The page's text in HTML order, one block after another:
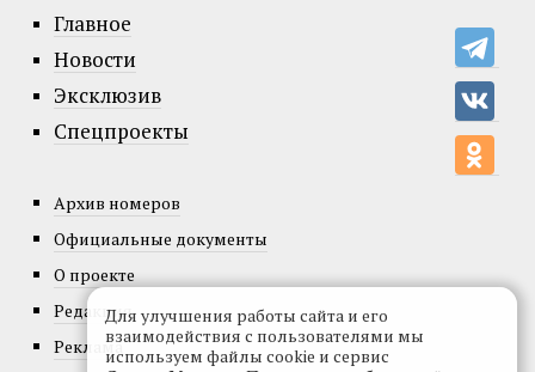
Главное
Новости
Эксклюзив
Спецпроекты
Архив номеров
Официальные документы
О проекте
Редакция
Реклама
Для улучшения работы сайта и его
взаимодействия с пользователями мы
используем файлы cookie и сервис